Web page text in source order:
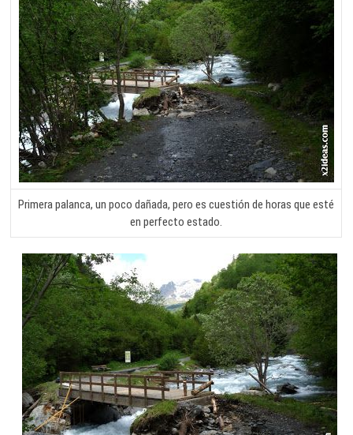
Primera palanca, un poco dañada, pero es cuestión de horas que esté
en perfecto estado.